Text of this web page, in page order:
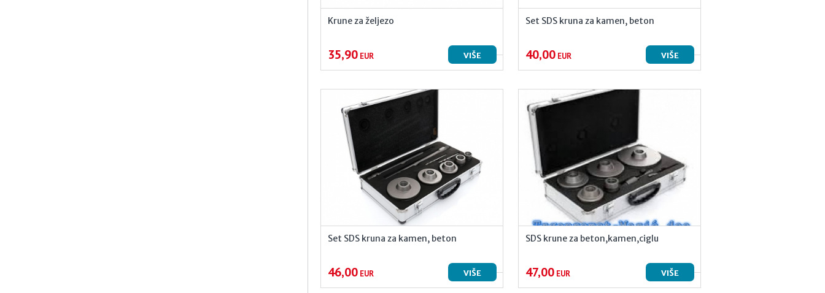
Krune za željezo
35,90 EUR VIŠE
Set SDS kruna za kamen, beton
40,00 EUR VIŠE
Set SDS kruna za kamen, beton
46,00 EUR VIŠE
SDS krune za beton,kamen,ciglu
47,00 EUR VIŠE